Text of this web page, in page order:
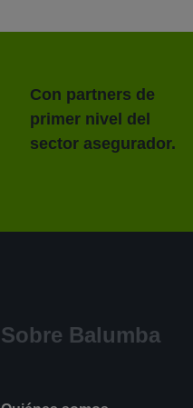
Con partners de
primer nivel del
sector asegurador.
Sobre Balumba